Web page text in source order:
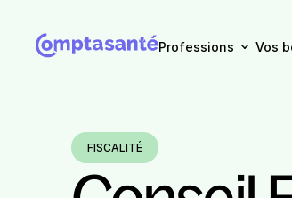
Professions Vos
FISCALITÉ